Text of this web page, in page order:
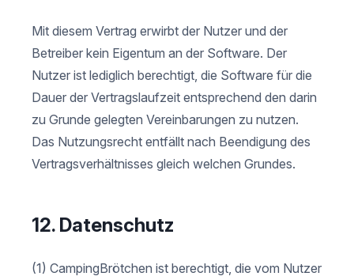
Mit diesem Vertrag erwirbt der Nutzer und der
Betreiber kein Eigentum an der Software. Der
Nutzer ist lediglich berechtigt, die Software für die
Dauer der Vertragslaufzeit entsprechend den darin
zu Grunde gelegten Vereinbarungen zu nutzen.
Das Nutzungsrecht entfällt nach Beendigung des
Vertragsverhältnisses gleich welchen Grundes.
12. Datenschutz
(1) CampingBrötchen ist berechtigt, die vom Nutzer